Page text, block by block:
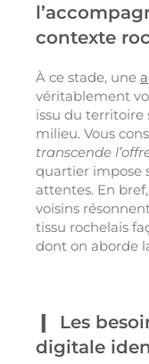
contexte
À ce stade, une
véritablement
issu du territoire
milieu. Vous
transcende
quartier impose
attentes. En
voisins
tissu rochelais
dont on aborde
Les
digitale